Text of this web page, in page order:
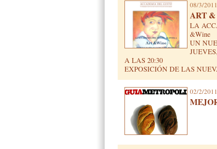
08/3/2011
ART
LA
&Wine
UN
A LAS 20:30
EXPOSICIÓN DE LAS
02/2/2011